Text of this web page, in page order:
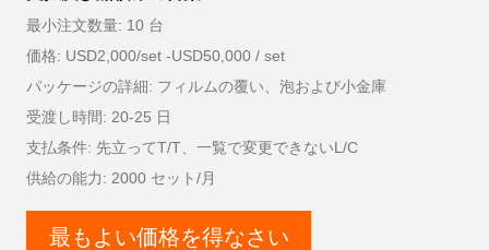
最小注文数量: 10 台
価格: USD2,000/set -USD50,000 / set
パッケージの詳細: フィルムの覆い、泡および小金庫
受渡し時間: 20-25 日
支払条件: 先立ってT/T、一覧で変更できないL/C
供給の能力: 2000 セット/月
最もよい価格を得なさい